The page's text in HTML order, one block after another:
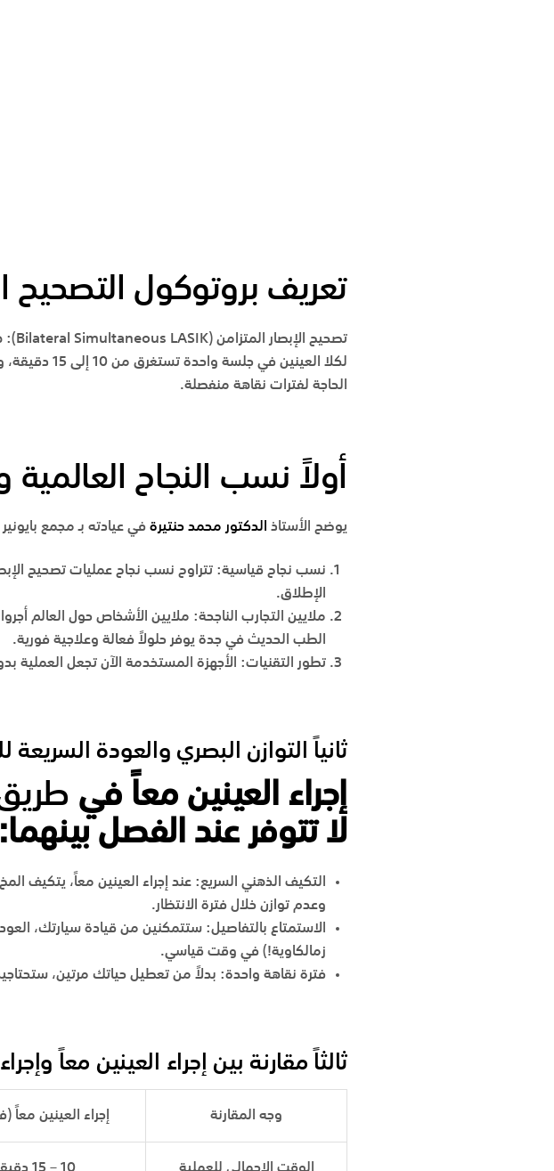
تعريف بروتوكول التصحيح
تصحيح الإبصار المتزامن (Bilateral Simultaneous LASIK):
لكلا
الحاجة لفترات نقاهة منفصلة.
أولاً نسب النجاح العالمية
يوضح الأستاذ الدكتور محمد حنتيرة في عيادته بـ مجمع بايونير
نسب نجاح قياسية: تتراوح نسب نجاح عمليات تصحيح
الإطلاق.
ملايين التجارب الناجحة: ملايين الأشخاص حول العالم
الطب الحديث في جدة يوفر حلولاً فعالة وعلاجية فورية.
تطور التقنيات: الأجهزة المستخدمة الآن تجعل العملية
ثانياً التوازن البصري والعودة
إجراء العينين معاً في طريق
لا تتوفر عند الفصل بينهما:
التكيف الذهني السريع: عند إجراء العينين معاً، يتكيف
وعدم توازن خلال فترة الانتظار.
الاستمتاع بالتفاصيل: ستتمكنين من قيادة سيارتك،
زمالكاوية!) في وقت قياسي.
فترة نقاهة واحدة: بدلاً من تعطيل حياتك مرتين،
ثالثاً مقارنة بين إجراء العينين معاً
وجه المقارنة إجراء العينين معاً